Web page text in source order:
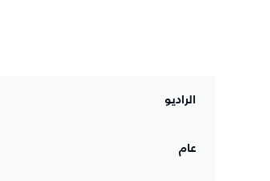
الراديو
عام